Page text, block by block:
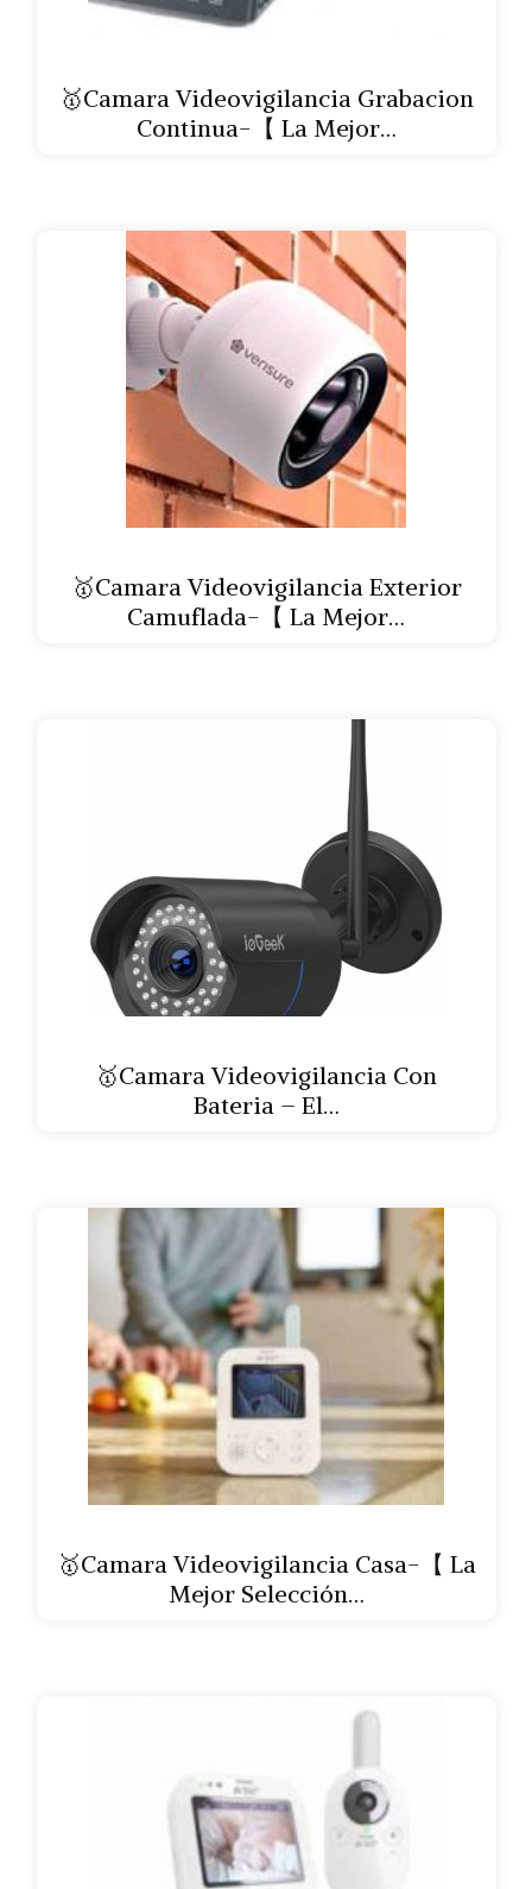
🥇Camara Videovigilancia Grabacion
Continua-【 La Mejor…
🥇Camara Videovigilancia Exterior
Camuflada-【 La Mejor…
🥇Camara Videovigilancia Con
Bateria – El…
🥇Camara Videovigilancia Casa-【 La
Mejor Selección…